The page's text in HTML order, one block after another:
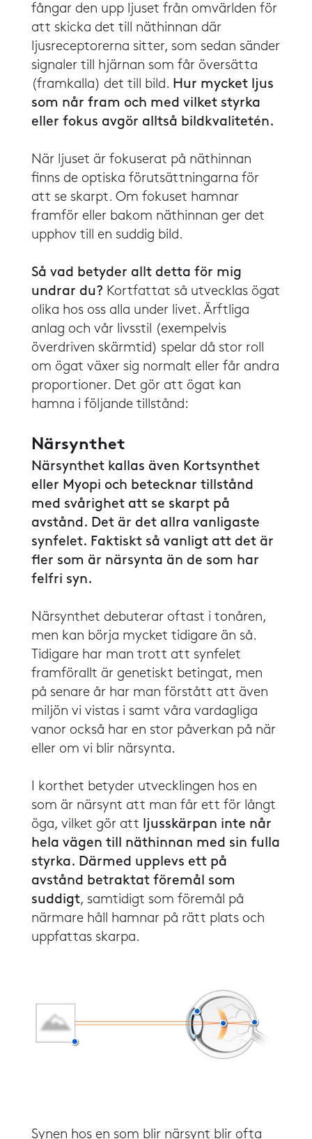
fångar den upp ljuset från omvärlden för
att skicka det till näthinnan där
ljusreceptorerna sitter, som sedan sänder
signaler till hjärnan som får översätta
(framkalla) det till bild. Hur mycket ljus
som når fram och med vilket styrka
eller fokus avgör alltså bildkvalitetén.
​​När ljuset är fokuserat på näthinnan
finns de optiska förutsättningarna för
att se skarpt. Om fokuset hamnar
framför eller bakom näthinnan ger det
upphov till en suddig bild.
Så vad betyder allt detta för mig
undrar du? Kortfattat så utvecklas ögat
olika hos oss alla under livet. Ärftliga
anlag och vår livsstil (exempelvis
överdriven skärmtid) spelar då stor roll
om ögat växer sig normalt eller får andra
proportioner. Det gör att ögat kan
hamna i följande tillstånd:
Närsynthet
​​Närsynthet kallas även Kortsynthet
eller Myopi och betecknar tillstånd
med svårighet att se skarpt på
avstånd. Det är det allra vanligaste
synfelet. Faktiskt så vanligt att det är
fler som är närsynta än de som har
felfri syn.
​​Närsynthet debuterar oftast i tonåren,
men kan börja mycket tidigare än så.
Tidigare har man trott att synfelet
framförallt är genetiskt betingat, men
på senare år har man förstått att även
miljön vi vistas i samt våra vardagliga
vanor också har en stor påverkan på när
eller om vi blir närsynta.
I korthet betyder utvecklingen hos en
som är närsynt att man får ett för långt
öga, vilket gör att
ljusskärpan inte når
hela vägen till näthinnan med sin fulla
styrka. Därmed upplevs ett på
avstånd betraktat föremål som
suddigt, samtidigt som föremål på
närmare håll hamnar på rätt plats och
uppfattas skarpa.
​​Synen hos en som blir närsynt blir ofta